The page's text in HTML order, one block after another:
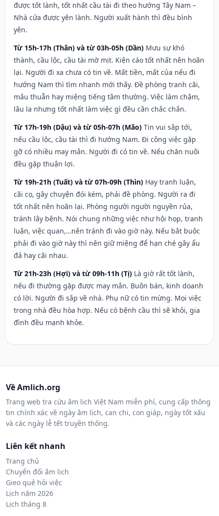
được tốt lành, tốt nhất cầu tài đi theo hướng Tây Nam –
Nhà cửa được yên lành. Người xuất hành thì đều bình
yên.
Từ 15h-17h (Thân) và từ 03h-05h (Dần) Mưu sự khó
thành, cầu lộc, cầu tài mờ mịt. Kiện cáo tốt nhất nên hoãn
lại. Người đi xa chưa có tin về. Mất tiền, mất của nếu đi
hướng Nam thì tìm nhanh mới thấy. Đề phòng tranh cãi,
mâu thuẫn hay miệng tiếng tầm thường. Việc làm chậm,
lâu la nhưng tốt nhất làm việc gì đều cần chắc chắn.
Từ 17h-19h (Dậu) và từ 05h-07h (Mão) Tin vui sắp tới,
nếu cầu lộc, cầu tài thì đi hướng Nam. Đi công việc gặp
gỡ có nhiều may mắn. Người đi có tin về. Nếu chăn nuôi
đều gặp thuận lợi.
Từ 19h-21h (Tuất) và từ 07h-09h (Thìn) Hay tranh luận,
cãi cọ, gây chuyện đói kém, phải đề phòng. Người ra đi
tốt nhất nên hoãn lại. Phòng người người nguyền rủa,
tránh lây bệnh. Nói chung những việc như hội họp, tranh
luận, việc quan,…nên tránh đi vào giờ này. Nếu bắt buộc
phải đi vào giờ này thì nên giữ miệng để hạn ché gây ẩu
đả hay cãi nhau.
Từ 21h-23h (Hợi) và từ 09h-11h (Tị) Là giờ rất tốt lành,
nếu đi thường gặp được may mắn. Buôn bán, kinh doanh
có lời. Người đi sắp về nhà. Phụ nữ có tin mừng. Mọi việc
trong nhà đều hòa hợp. Nếu có bệnh cầu thì sẽ khỏi, gia
đình đều mạnh khỏe.
Về Amlich.org
Trang web tra cứu âm lịch Việt Nam miễn phí, cung cấp thông
tin chính xác về ngày âm lịch, can chi, con giáp, ngày tốt xấu
và các ngày lễ tết truyền thống.
Liên kết nhanh
Trang chủ
Chuyển đổi âm lịch
Gieo quẻ hỏi việc
Lịch năm 2026
Lịch tháng 8